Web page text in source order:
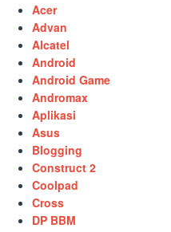
Acer
Advan
Alcatel
Android
Android Game
Andromax
Aplikasi
Asus
Blogging
Construct 2
Coolpad
Cross
DP BBM